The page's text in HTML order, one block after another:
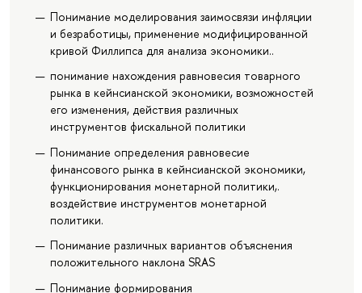
Понимание моделирования заимосвязи инфляции
и безработицы, применение модифицированной
кривой Филлипса для анализа экономики..
понимание нахождения равновесия товарного
рынка в кейнсианской экономики, возможностей
его изменения, действия различных
инструментов фискальной политики
Понимание определения равновесие
финансового рынка в кейнсианской экономики,
функционирования монетарной политики,.
воздействие инструментов монетарной
политики.
Понимание различных вариантов объяснения
положительного наклона SRAS
Понимание формирования